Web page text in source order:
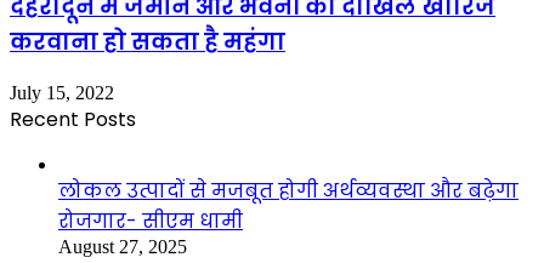
देहरादून में जमीन और भवनों का दाखिल खारिज
करवाना हो सकता है महंगा
July 15, 2022
Recent Posts
लोकल उत्पादों से मजबूत होगी अर्थव्यवस्था और बढ़ेगा
रोजगार- सीएम धामी
August 27, 2025